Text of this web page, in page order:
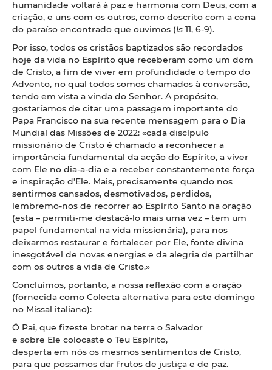
humanidade voltará à paz e harmonia com Deus, com a
criação, e uns com os outros, como descrito com a cena
do paraíso encontrado que ouvimos (Is 11, 6-9).
Por isso, todos os cristãos baptizados são recordados
hoje da vida no Espírito que receberam como um dom
de Cristo, a fim de viver em profundidade o tempo do
Advento, no qual todos somos chamados à conversão,
tendo em vista a vinda do Senhor. A propósito,
gostaríamos de citar uma passagem importante do
Papa Francisco na sua recente mensagem para o Dia
Mundial das Missões de 2022: «cada discípulo
missionário de Cristo é chamado a reconhecer a
importância fundamental da acção do Espírito, a viver
com Ele no dia-a-dia e a receber constantemente força
e inspiração d’Ele. Mais, precisamente quando nos
sentirmos cansados, desmotivados, perdidos,
lembremo-nos de recorrer ao Espírito Santo na oração
(esta – permiti-me destacá-lo mais uma vez – tem um
papel fundamental na vida missionária), para nos
deixarmos restaurar e fortalecer por Ele, fonte divina
inesgotável de novas energias e da alegria de partilhar
com os outros a vida de Cristo.»
Concluímos, portanto, a nossa reflexão com a oração
(fornecida como Colecta alternativa para este domingo
no Missal italiano):
Ó Pai, que fizeste brotar na terra o Salvador
e sobre Ele colocaste o Teu Espírito,
desperta em nós os mesmos sentimentos de Cristo,
para que possamos dar frutos de justiça e de paz.